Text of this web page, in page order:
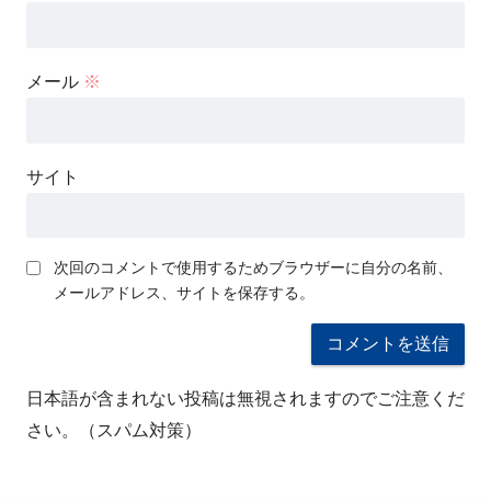
メール ※
サイト
次回のコメントで使用するためブラウザーに自分の名前、
メールアドレス、サイトを保存する。
日本語が含まれない投稿は無視されますのでご注意くだ
さい。（スパム対策）